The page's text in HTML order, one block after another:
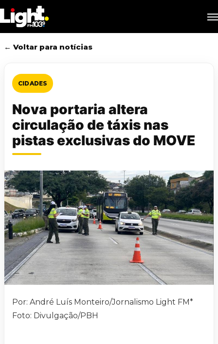
to
main
content
← Voltar para notícias
CIDADES
Nova portaria altera
circulação de táxis nas
pistas exclusivas do MOVE
Por: André Luís Monteiro/Jornalismo Light FM*
Foto: Divulgação/PBH